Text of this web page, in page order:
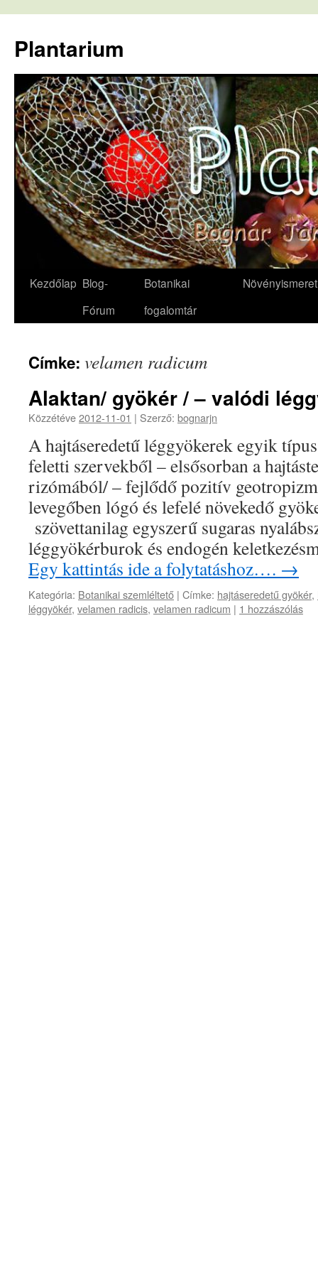
tartalomba
Plantarium
Kezdőlap Blog-
Fórum
Botanikai
fogalomtár
Növényismeret
Címke: velamen radicum
Alaktan/ gyökér / – valódi
Közzétéve2012-11-01 | Szerző: bognarjn
A hajtáseredetű léggyökerek egyik
feletti szervekből – elsősorban a
rizómából/ – fejlődő pozitív
levegőben lógó és lefelé növekedő
szövettanilag egyszerű sugaras
léggyökérburok és endogén
Egy kattintás ide a folytatáshoz…. →
Kategória: Botanikai szemléltető | Címke: hajtáseredetű gyökér,
léggyökér, velamen radicis, velamen radicum | 1 hozzászólás